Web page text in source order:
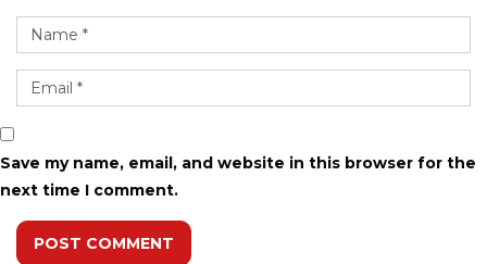
Save my name, email, and website in this browser for the
next time I comment.
POST COMMENT